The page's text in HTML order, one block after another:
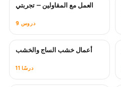
قريبًا
العمل مع المقاولين — تجربتي
9 دروس
أعمال خشب الساج والخشب
11 درسًا